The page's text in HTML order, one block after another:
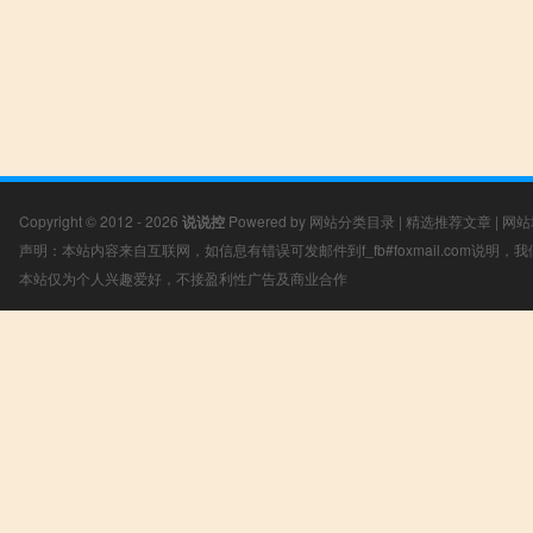
Copyright © 2012 - 2026 说说控 Powered by 网站分类目录 | 精选推荐文章 | 网
声明：本站内容来自互联网，如信息有错误可发邮件到f_fb#foxmail.com说明，
本站仅为个人兴趣爱好，不接盈利性广告及商业合作